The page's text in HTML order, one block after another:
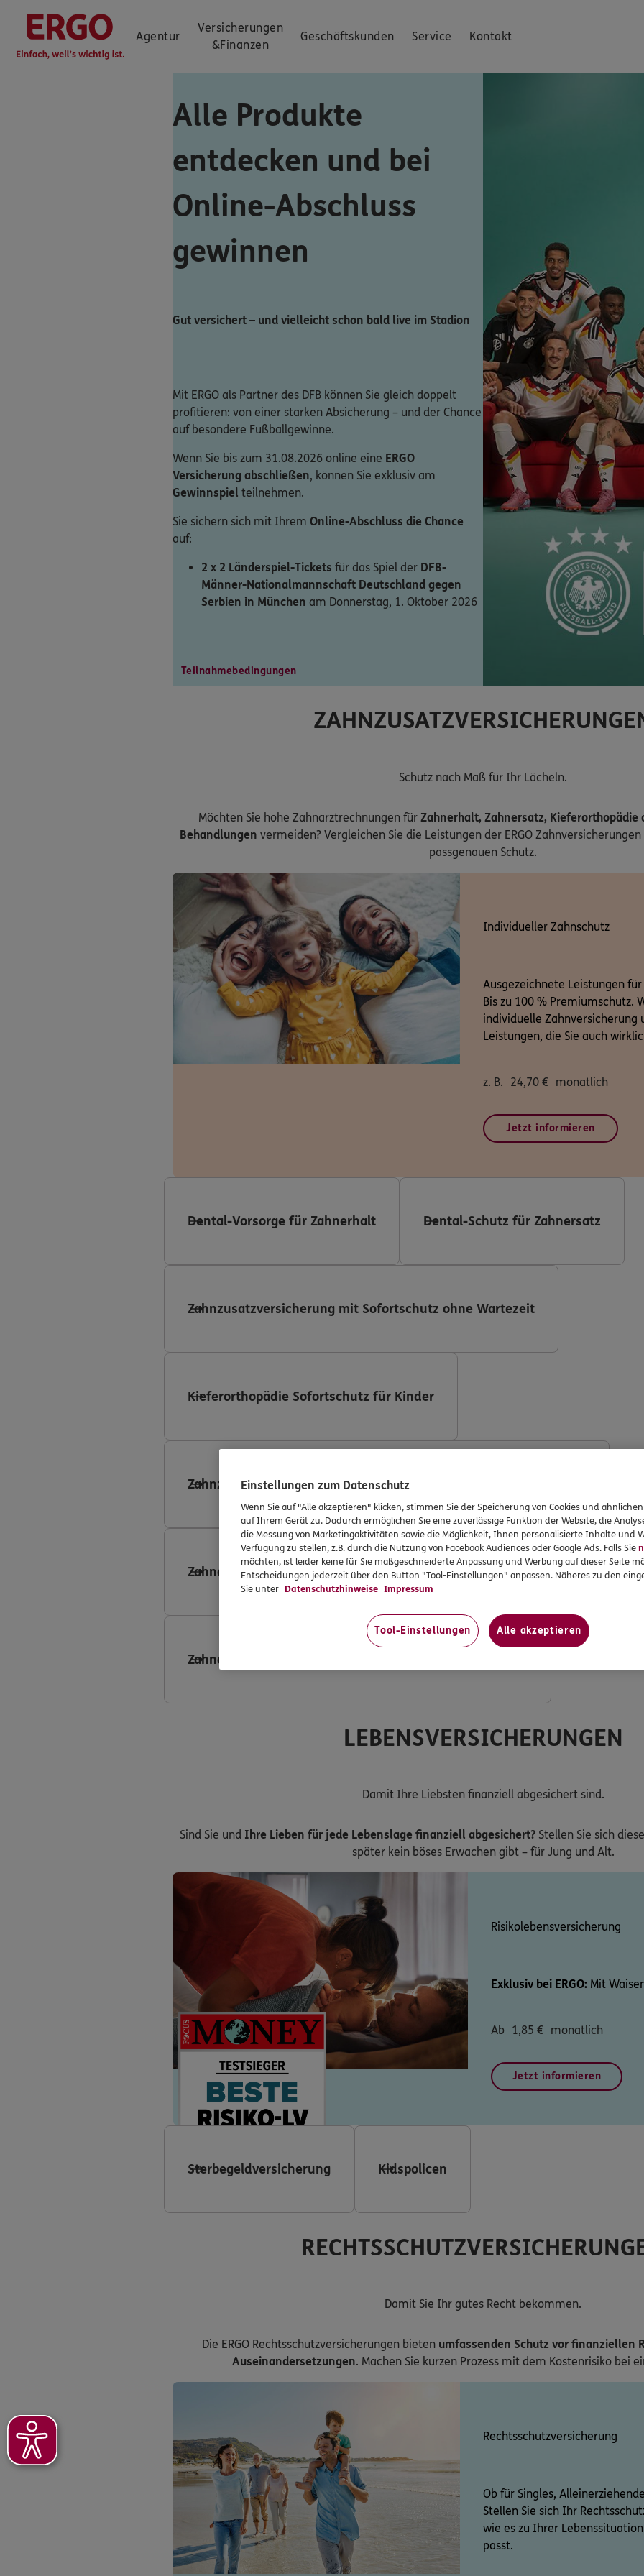
Agentur
Versicherungen
&Finanzen
Geschäftskunden Service Kontakt
Alle Produkte
entdecken und bei
Online-Abschluss
gewinnen
Gut versichert – und vielleicht schon bald live im Stadion
Mit ERGO als Partner des DFB können Sie gleich doppelt
profitieren: von einer starken Absicherung – und der Chance
auf besondere Fußballgewinne.
Wenn Sie bis zum 31.08.2026 online eine ERGO
Versicherung abschließen, können Sie exklusiv am
Gewinnspiel teilnehmen.
Sie sichern sich mit Ihrem Online-Abschluss die Chance
auf:
2 x 2 Länderspiel-Tickets für das Spiel der DFB-
Männer-Nationalmannschaft Deutschland gegen
Serbien in München am Donnerstag, 1. Oktober 2026
Teilnahmebedingungen
Schutz nach Maß für Ihr Lächeln.
Möchten Sie hohe Zahnarztrechnungen für Zahnerhalt, Zahnersatz, Kieferorthopädie
Behandlungen vermeiden? Vergleichen Sie die Leistungen der ERGO
passgenauen Schutz.
Individueller Zahnschutz
Ausgezeichnete Leistungen
Bis zu 100 % Premiumschutz.
individuelle Zahnversicherung
Leistungen, die Sie auch
z. B. 24,70 € monatlich
Jetzt informieren
Dental-Vorsorge für Zahnerhalt Dental-Schutz für Zahnersatz
Zahnzusatzversicherung mit Sofortschutz ohne Wartezeit
Kieferorthopädie Sofortschutz für Kinder
Zahnzusatzversicherung (DKV Deutsche Krankenversicherung AG)
Zahnersatzversicherung mit Implantaten
Zahnersatzversicherung mit verdoppeltem Festzuschuss
LEBENSVERSICHERUNGEN
Damit Ihre Liebsten finanziell abgesichert sind.
Sind Sie und Ihre Lieben für jede Lebenslage finanziell abgesichert? Stellen Sie sich
später kein böses Erwachen gibt – für Jung und Alt.
Risikolebensversicherung
Exklusiv bei ERGO: Mit
Ab 1,85 € monatlich
Jetzt informieren
Sterbegeldversicherung Kidspolicen
Damit Sie Ihr gutes Recht bekommen.
Die ERGO Rechtsschutzversicherungen bieten umfassenden Schutz vor finanziellen
Auseinandersetzungen. Machen Sie kurzen Prozess mit dem Kostenrisiko bei
Rechtsschutzversicherung
Ob für Singles,
Stellen Sie sich Ihr
wie es zu Ihrer
passt.
Einstellungen zum Datenschutz
Wenn Sie auf "Alle akzeptieren" klicken, stimmen Sie der Speicherung von Cookies und
auf Ihrem Gerät zu. Dadurch ermöglichen Sie eine zuverlässige Funktion der Website, die
die Messung von Marketingaktivitäten sowie die Möglichkeit, Ihnen personalisierte Inhalte und
Verfügung zu stellen, z.B. durch die Nutzung von Facebook Audiences oder Google Ads. Falls Sie
möchten, ist leider keine für Sie maßgeschneiderte Anpassung und Werbung auf dieser Seite
Entscheidungen jederzeit über den Button "Tool-Einstellungen" anpassen. Näheres zu den
Sie unter Datenschutzhinweise Impressum
Tool-Einstellungen Alle akzeptieren